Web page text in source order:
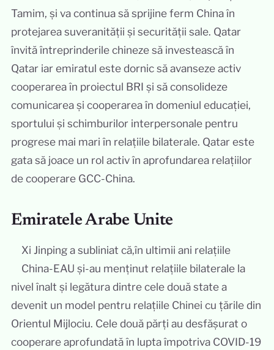
Tamim, și va continua să sprijine ferm China în
protejarea suveranității și securității sale. Qatar
învită întreprinderile chineze să investească în
Qatar iar emiratul este dornic să avanseze activ
cooperarea în proiectul BRI și să consolideze
comunicarea și cooperarea în domeniul educației,
sportului și schimburilor interpersonale pentru
progrese mai mari în relațiile bilaterale. Qatar este
gata să joace un rol activ în aprofundarea relațiilor
de cooperare GCC-China.
Emiratele Arabe Unite
Xi Jinping a subliniat că,în ultimii ani relațiile
China-EAU și-au menținut relațiile bilaterale la
nivel înalt și legătura dintre cele două state a
devenit un model pentru relațiile Chinei cu țările din
Orientul Mijlociu. Cele două părți au desfășurat o
cooperare aprofundată în lupta împotriva COVID-19